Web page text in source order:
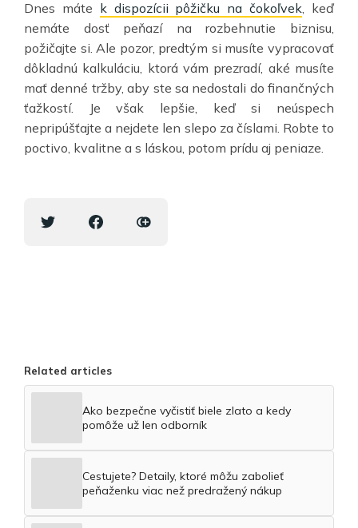
Dnes máte k dispozícii pôžičku na čokoľvek, keď
nemáte dosť peňazí na rozbehnutie biznisu,
požičajte si. Ale pozor, predtým si musíte vypracovať
dôkladnú kalkuláciu, ktorá vám prezradí, aké musíte
mať denné tržby, aby ste sa nedostali do finančných
ťažkostí. Je však lepšie, keď si neúspech
nepripúšťajte a nejdete len slepo za číslami. Robte to
poctivo, kvalitne a s láskou, potom prídu aj peniaze.
Related articles
Ako bezpečne vyčistiť biele zlato a kedy
pomôže už len odborník
Cestujete? Detaily, ktoré môžu zabolieť
peňaženku viac než predražený nákup